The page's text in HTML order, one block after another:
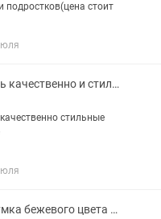
подростков(цена стоит
Сумка очень качественно и стильные
стильные
Кожаная сумка бежевого цвета с золотой фурнитурой